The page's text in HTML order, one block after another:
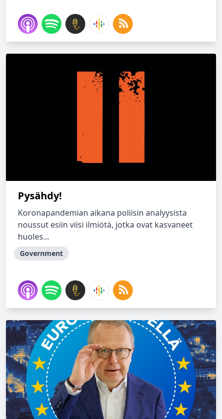
Pysähdy!
Koronapandemian aikana poliisin analyysista
noussut esiin viisi ilmiötä, jotka ovat kasvaneet
huoles...
Government